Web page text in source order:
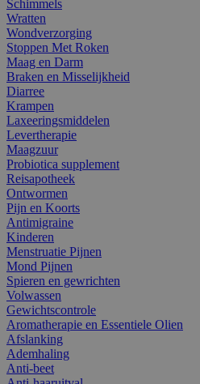
Schimmels
Wratten
Wondverzorging
Stoppen Met Roken
Maag en Darm
Braken en Misselijkheid
Diarree
Krampen
Laxeeringsmiddelen
Levertherapie
Maagzuur
Probiotica supplement
Reisapotheek
Ontwormen
Pijn en Koorts
Antimigraine
Kinderen
Menstruatie Pijnen
Mond Pijnen
Spieren en gewrichten
Volwassen
Gewichtscontrole
Aromatherapie en Essentiele Olien
Afslanking
Ademhaling
Anti-beet